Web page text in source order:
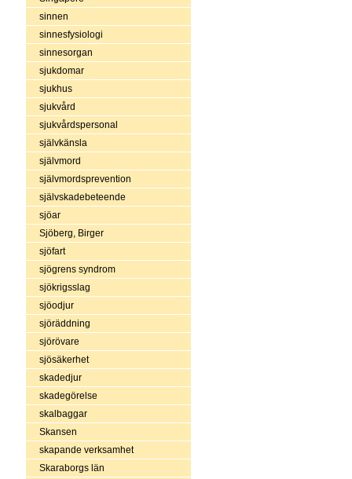
sinnen
sinnesfysiologi
sinnesorgan
sjukdomar
sjukhus
sjukvård
sjukvårdspersonal
självkänsla
självmord
självmordsprevention
självskadebeteende
sjöar
Sjöberg, Birger
sjöfart
sjögrens syndrom
sjökrigsslag
sjöodjur
sjöräddning
sjörövare
sjösäkerhet
skadedjur
skadegörelse
skalbaggar
Skansen
skapande verksamhet
Skaraborgs län